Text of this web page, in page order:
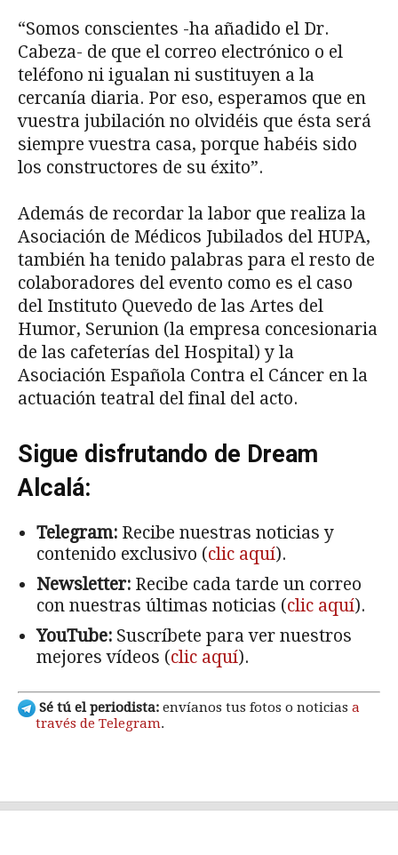
“Somos conscientes -ha añadido el Dr.
Cabeza- de que el correo electrónico o el
teléfono ni igualan ni sustituyen a la
cercanía diaria. Por eso, esperamos que en
vuestra jubilación no olvidéis que ésta será
siempre vuestra casa, porque habéis sido
los constructores de su éxito”.
Además de recordar la labor que realiza la
Asociación de Médicos Jubilados del HUPA,
también ha tenido palabras para el resto de
colaboradores del evento como es el caso
del Instituto Quevedo de las Artes del
Humor, Serunion (la empresa concesionaria
de las cafeterías del Hospital) y la
Asociación Española Contra el Cáncer en la
actuación teatral del final del acto.
Sigue disfrutando de Dream
Alcalá:
Telegram: Recibe nuestras noticias y
contenido exclusivo (clic aquí).
Newsletter: Recibe cada tarde un correo
con nuestras últimas noticias (clic aquí).
YouTube: Suscríbete para ver nuestros
mejores vídeos (clic aquí).
Sé tú el periodista: envíanos tus fotos o noticias a
través de Telegram.